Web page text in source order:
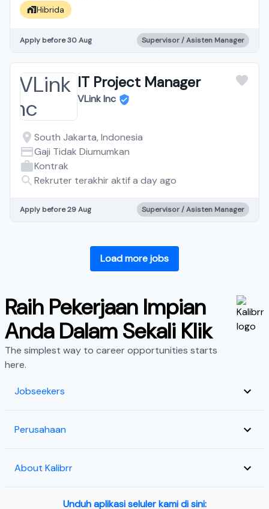
Hibrida
Apply before 30 Aug Supervisor / Asisten Manager
IT Project Manager
VLink Inc
South Jakarta, Indonesia
Gaji Tidak Diumumkan
Kontrak
Rekruter terakhir aktif a day ago
Apply before 29 Aug Supervisor / Asisten Manager
Load more jobs
Raih Pekerjaan Impian
Anda Dalam Sekali Klik
The simplest way to career opportunities starts
here.
Jobseekers
Perusahaan
About Kalibrr
Unduh aplikasi seluler kami di sini: